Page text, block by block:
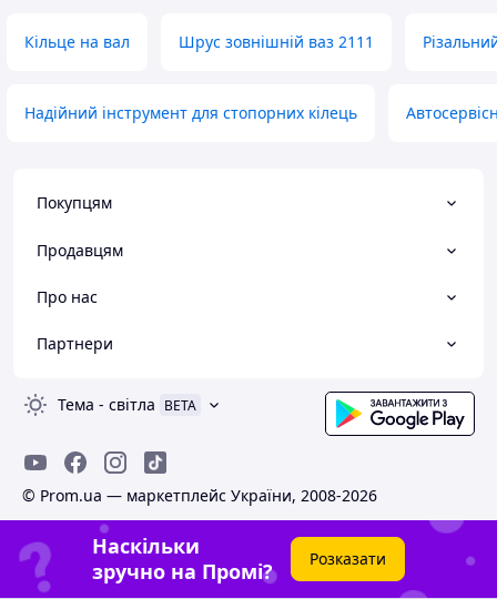
Кільце на вал Шрус зовнішній ваз 2111
Надійний інструмент для стопорних кілець
Покупцям
Продавцям
Про нас
Партнери
Тема - світла BETA
© Prom.ua — маркетплейс України, 2008-2026
Наскільки
зручно на Промі?
Розказати